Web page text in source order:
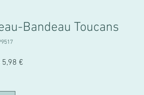
Bandeau Toucans
5,98 €